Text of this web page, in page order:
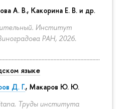
А. В., Какорина Е. В. и др.
Институт
РАН, 2026.
языке
Д. Г., Макаров Ю. Ю.
Труды института